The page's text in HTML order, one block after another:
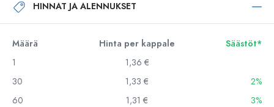
HINNAT JA ALENNUKSET
Määrä Hinta per kappale
Säästöt*
1
1,36 €
30
1,33 €
2%
60
1,31 €
3%